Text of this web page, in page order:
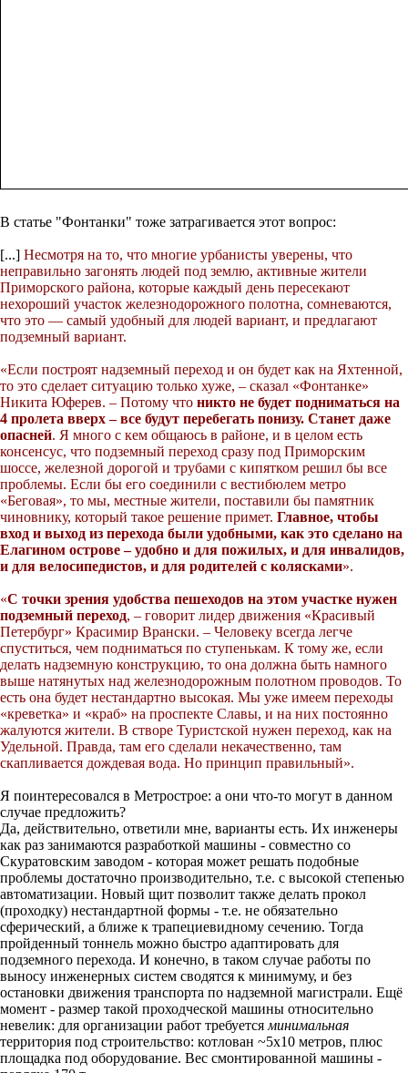
В статье "Фонтанки" тоже затрагивается этот вопрос:
[...] Несмотря на то, что многие урбанисты уверены, что
неправильно загонять людей под землю, активные жители
Приморского района, которые каждый день пересекают
нехороший участок железнодорожного полотна, сомневаются,
что это — самый удобный для людей вариант, и предлагают
подземный вариант.
«Если построят надземный переход и он будет как на Яхтенной,
то это сделает ситуацию только хуже, – сказал «Фонтанке»
Никита Юферев. – Потому что никто не будет подниматься на
4 пролета вверх – все будут перебегать понизу. Станет даже
опасней . Я много с кем общаюсь в районе, и в целом есть
консенсус, что подземный переход сразу под Приморским
шоссе, железной дорогой и трубами с кипятком решил бы все
проблемы. Если бы его соединили с вестибюлем метро
«Беговая», то мы, местные жители, поставили бы памятник
чиновнику, который такое решение примет. Главное, чтобы
вход и выход из перехода были удобными, как это сделано на
Елагином острове – удобно и для пожилых, и для инвалидов,
и для велосипедистов, и для родителей с колясками».
«С точки зрения удобства пешеходов на этом участке нужен
подземный переход , – говорит лидер движения «Красивый
Петербург» Красимир Врански. – Человеку всегда легче
спуститься, чем подниматься по ступенькам. К тому же, если
делать надземную конструкцию, то она должна быть намного
выше натянутых над железнодорожным полотном проводов. То
есть она будет нестандартно высокая. Мы уже имеем переходы
«креветка» и «краб» на проспекте Славы, и на них постоянно
жалуются жители. В створе Туристской нужен переход, как на
Удельной. Правда, там его сделали некачественно, там
скапливается дождевая вода. Но принцип правильный».
Я поинтересовался в Метрострое: а они что-то могут в данном
случае предложить?
Да, действительно, ответили мне, варианты есть. Их инженеры
как раз занимаются разработкой машины - совместно со
Скуратовским заводом - которая может решать подобные
проблемы достаточно производительно, т.е. с высокой степенью
автоматизации. Новый щит позволит также делать прокол
(проходку) нестандартной формы - т.е. не обязательно
сферический, а ближе к трапециевидному сечению. Тогда
пройденный тоннель можно быстро адаптировать для
подземного перехода. И конечно, в таком случае работы по
выносу инженерных систем сводятся к минимуму, и без
остановки движения транспорта по надземной магистрали. Ещё
момент - размер такой проходческой машины относительно
невелик: для организации работ требуется минимальная
территория под строительство: котлован ~5х10 метров, плюс
площадка под оборудование. Вес смонтированной машины -